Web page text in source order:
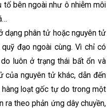
bên ngoài như ô nhiễm môi
dạng phân tử hoặc nguyên tử
đạo ngoài cùng. Vì chỉ có
luôn ở trạng thái bất ổn và
của nguyên tử khác, dẫn đến
hàng loạt gốc tự do trong một
ra theo phản ứng dây chuyền,